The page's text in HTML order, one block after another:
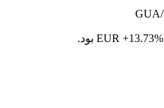
GUA/
+13.73%
بود.